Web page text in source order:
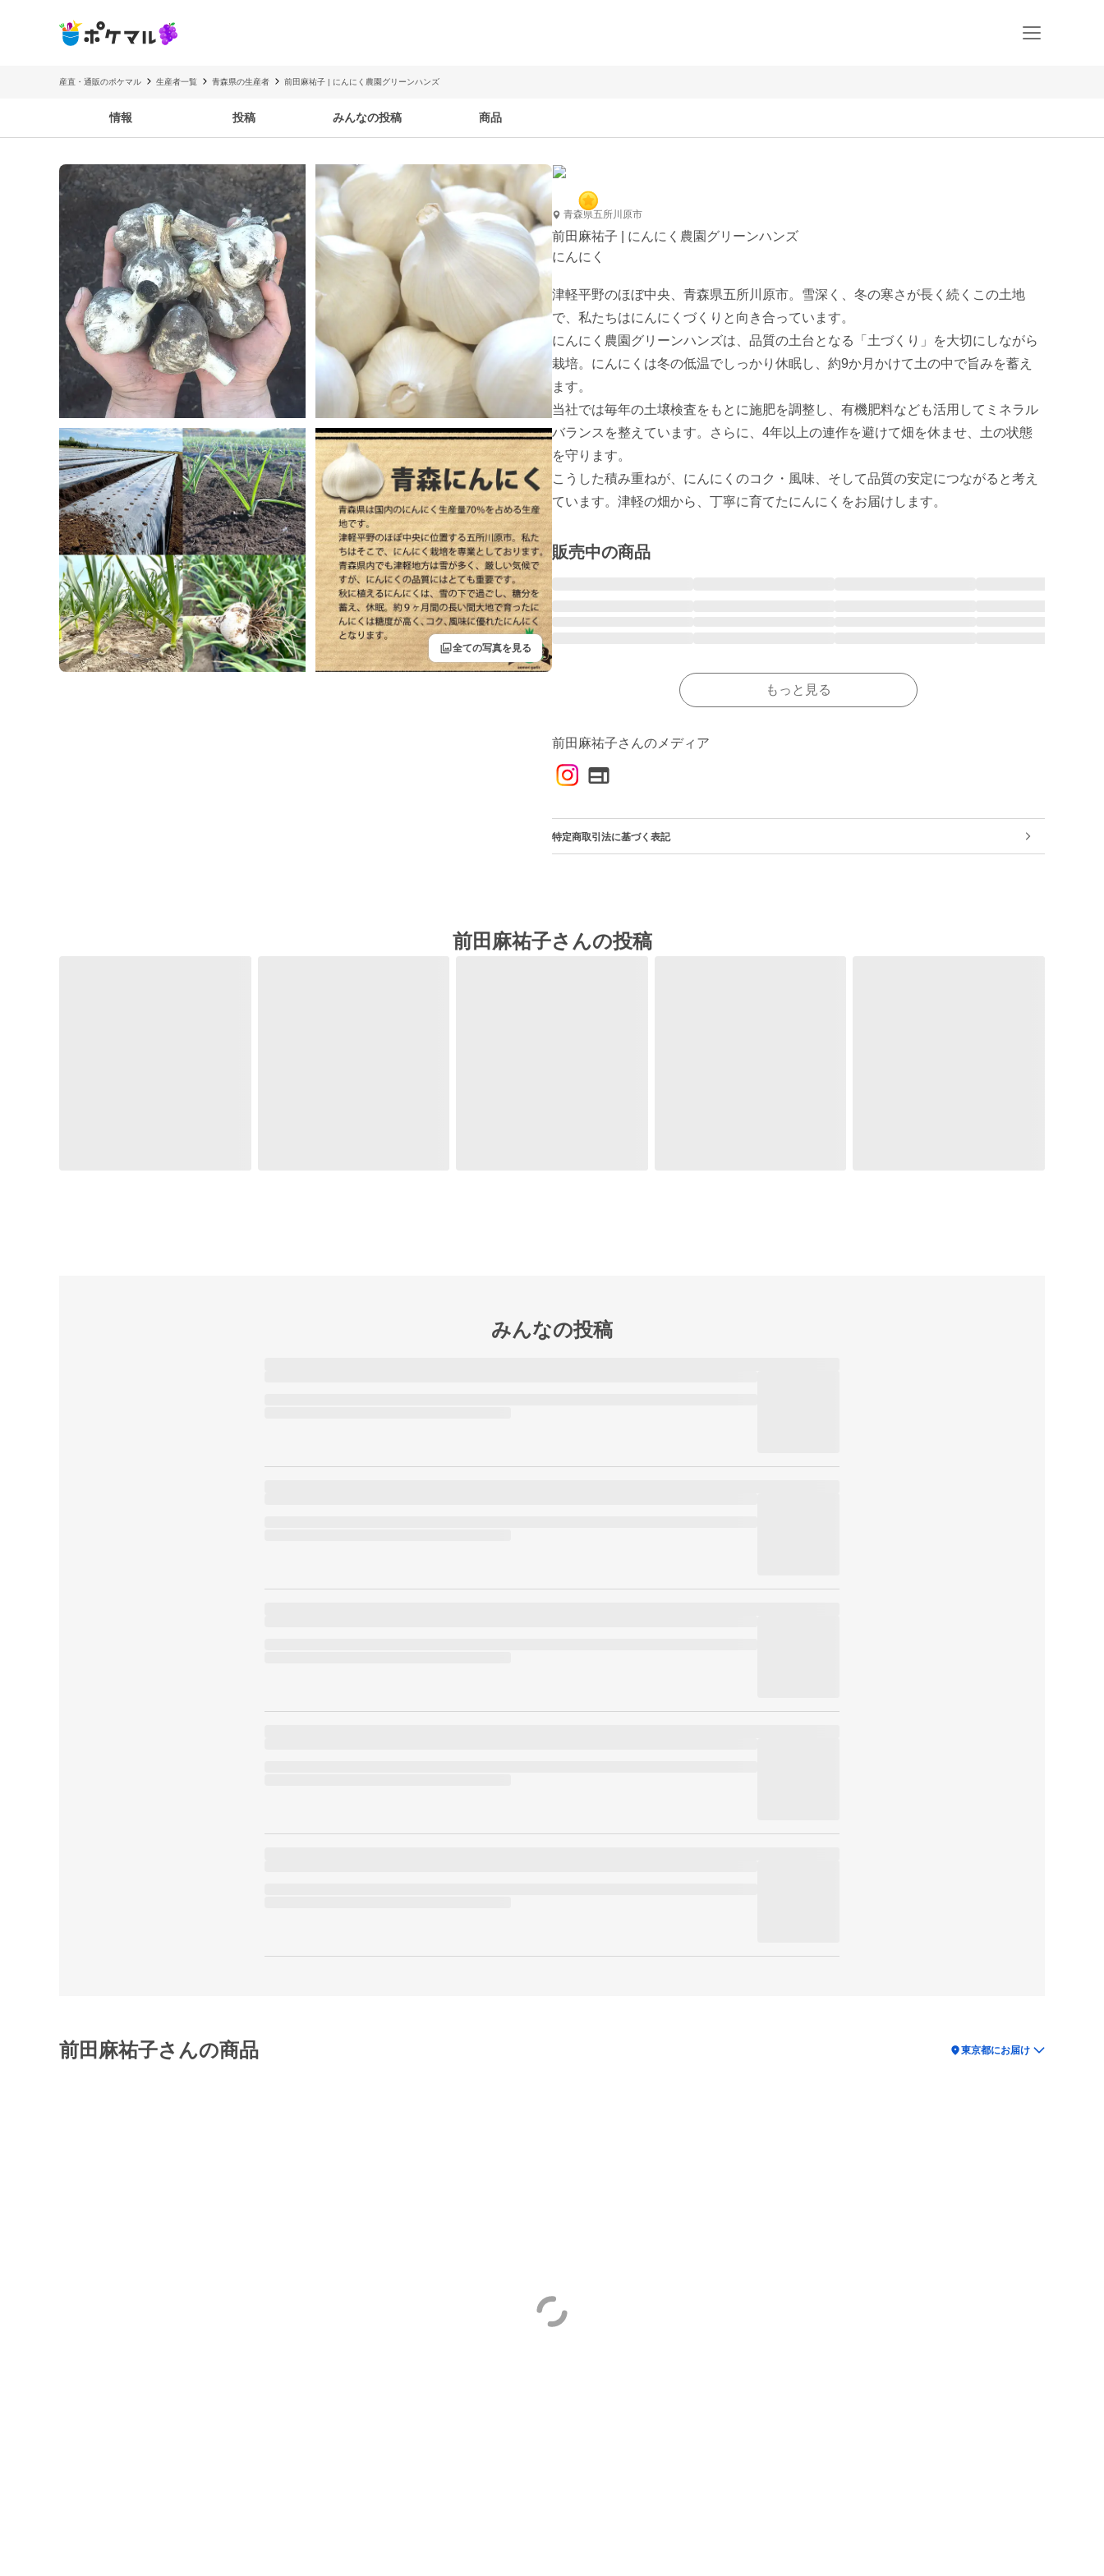
産直・通販のポケマル 生産者一覧 青森県の生産者 前田麻祐子 | にんにく農園グリーンハンズ
情報 投稿 みんなの投稿 商品
filter全ての写真を見る
青森県五所川原市
前田麻祐子 | にんにく農園グリーンハンズ
にんにく
津軽平野のほぼ中央、青森県五所川原市。雪深く、冬の寒さが長く続くこの土地
で、私たちはにんにくづくりと向き合っています。
にんにく農園グリーンハンズは、品質の土台となる「土づくり」を大切にしながら
栽培。にんにくは冬の低温でしっかり休眠し、約9か月かけて土の中で旨みを蓄え
ます。
当社では毎年の土壌検査をもとに施肥を調整し、有機肥料なども活用してミネラル
バランスを整えています。さらに、4年以上の連作を避けて畑を休ませ、土の状態
を守ります。
こうした積み重ねが、にんにくのコク・風味、そして品質の安定につながると考え
ています。津軽の畑から、丁寧に育てたにんにくをお届けします。
販売中の商品
もっと見る
前田麻祐子さんのメディア
特定商取引法に基づく表記
前田麻祐子さんの投稿
みんなの投稿
前田麻祐子さんの商品 location_on東京都にお届け